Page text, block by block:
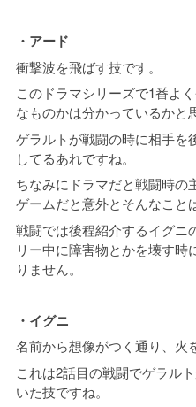
・アード
衝撃波を飛ばす技です。
このドラマシリーズで1番よ
なものかは分かっているかと
ゲラルトが戦闘の時に相手を
してるあれですね。
ちなみにドラマだと戦闘時の
ゲームだと意外とそんなこと
戦闘では後程紹介するイグニ
リー中に障害物とかを壊す
りません。
・イグニ
名前から想像がつく通り、火
これは2話目の戦闘でゲラル
いた技ですね。